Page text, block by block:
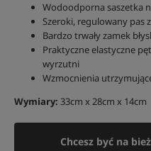
Wodoodporna saszetka
Szeroki, regulowany pas
Bardzo trwały zamek
Praktyczne elastyczne
wyrzutni
Wzmocnienia
Wymiary: 33cm x 28cm x 14cm
Chcesz być na